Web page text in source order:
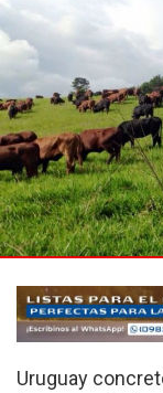
Uruguay